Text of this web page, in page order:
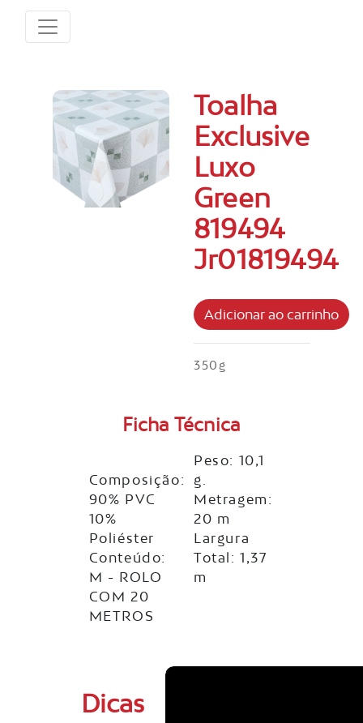
Toalha
Exclusive
Luxo
Green
819494
Jr01819494
350g
Ficha Técnica
Composição:
90% PVC
10%
Poliéster
Conteúdo:
M - ROLO
COM 20
METROS
Peso: 10,1
g.
Metragem:
20 m
Largura
Total: 1,37
m
Dicas